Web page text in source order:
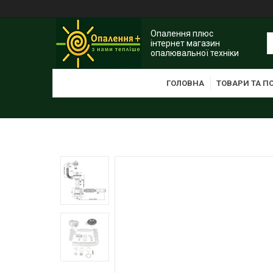
Опалення плюс
інтернет магазин
опалювальної техніки
ГОЛОВНА ТОВАРИ ТА